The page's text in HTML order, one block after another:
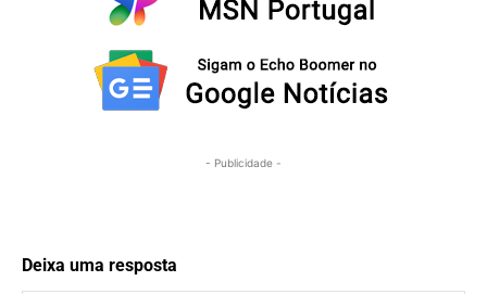
- Publicidade -
Deixa uma resposta